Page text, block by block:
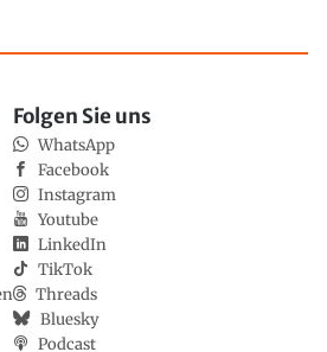
Folgen Sie uns
WhatsApp
Facebook
Instagram
Youtube
LinkedIn
TikTok
Threads
Bluesky
Podcast